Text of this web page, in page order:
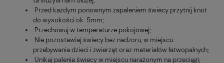
Przed każdym ponownym zapaleniem świecy przytnij knot
do wysokości ok. 5mm;
Przechowuj w temperaturze pokojowej;
Nie pozostawiaj świecy bez nadzoru, w miejscu
przebywania dzieci i zwierząt oraz materiałów łatwopalnych;
Unikaj palenia świecy w miejscu narażonym na przeciągi;